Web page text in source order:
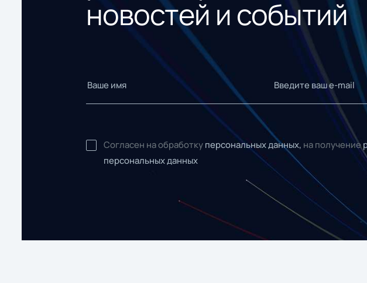
новостей и событий
Согласен на обработку персональных данных, на получение
персональных данных